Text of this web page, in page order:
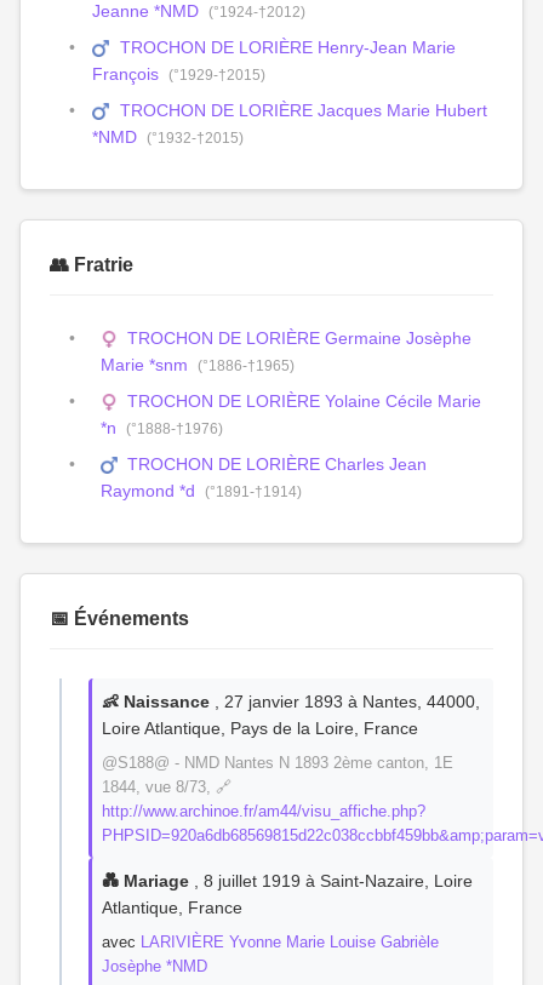
Jeanne *NMD (°1924-†2012)
TROCHON DE LORIÈRE Henry-Jean Marie
François (°1929-†2015)
TROCHON DE LORIÈRE Jacques Marie Hubert
*NMD (°1932-†2015)
👥 Fratrie
TROCHON DE LORIÈRE Germaine Josèphe
Marie *snm
(°1886-†1965)
TROCHON DE LORIÈRE Yolaine Cécile Marie
*n
(°1888-†1976)
TROCHON DE LORIÈRE Charles Jean
Raymond *d
(°1891-†1914)
📅 Événements
👶 Naissance , 27 janvier 1893 à Nantes, 44000,
Loire Atlantique, Pays de la Loire, France
@S188@ - NMD Nantes N 1893 2ème canton, 1E
1844, vue 8/73, 🔗
http://www.archinoe.fr/am44/visu_affiche.php?
💑 Mariage , 8 juillet 1919 à Saint-Nazaire, Loire
Atlantique, France
avec LARIVIÈRE Yvonne Marie Louise Gabrièle
Josèphe *NMD